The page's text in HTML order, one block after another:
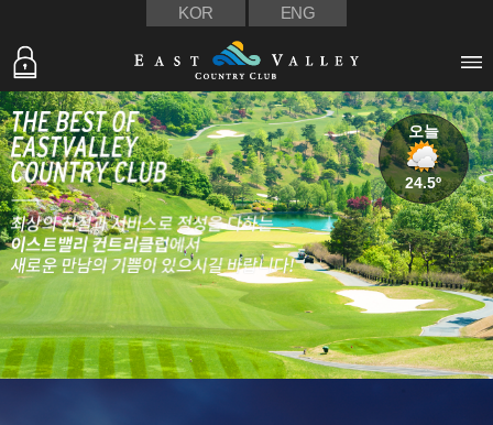
KOR ENG
오늘
24.5º